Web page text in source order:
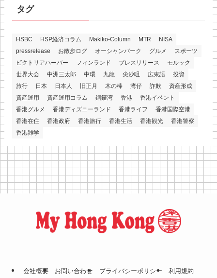
タグ
HSBC HSP経済コラム Makiko-Column MTR
NISA
pressrelease
お散歩ログ オーシャンパーク グルメ
スポーツ
ビクトリアハーバー
フィンランド プレスリリース
モルック
世界大会
中洲三太郎 中環 九龍 尖沙咀 広東語
投資
旅行
日本 日本人 旧正月 木の棒 湾仔 詐欺
資産形成
資産運用
資産運用コラム 銅鑼湾 香港
香港イベント
香港グルメ
香港ディズニーランド 香港ライフ
香港国際空港
香港在住
香港政府 香港旅行 香港生活 香港観光
香港警察
香港雑学
会社概要 お問い合わせ プライバシーポリシー 利⽤規約